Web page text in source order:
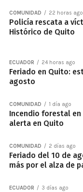
COMUNIDAD 22 horas ago
Policía rescata a
Histórico de Quito
ECUADOR 24 horas ago
Feriado en Quito:
agosto
COMUNIDAD 1 día ago
Incendio forestal en
alerta en Quito
COMUNIDAD 2 días ago
Feriado del 10 de
más por el alza de
ECUADOR 3 días ago